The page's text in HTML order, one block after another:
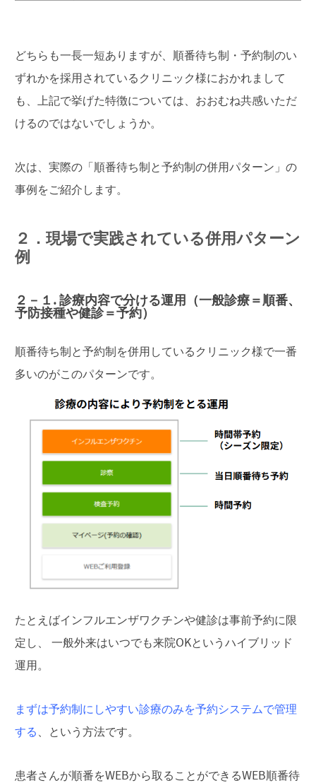
どちらも一長一短ありますが、順番待ち制・予約制のい
ずれかを採用されているクリニック様におかれまして
も、上記で挙げた特徴については、おおむね共感いただ
けるのではないでしょうか。
次は、実際の「順番待ち制と予約制の併用パターン」の
事例をご紹介します。
２．現場で実践されている併用パターン
例
２－１. 診療内容で分ける運用（一般診療＝順番、
予防接種や健診＝予約）
順番待ち制と予約制を併用しているクリニック様で一番
多いのがこのパターンです。
たとえばインフルエンザワクチンや健診は事前予約に限
定 し、 一般外来はいつでも来院OKというハイブリッド
運用。
まずは予約制にしやすい診療のみを予約システムで管理
する
、という方法です。
患者さんが順番をWEBから取ることができるWEB順番待